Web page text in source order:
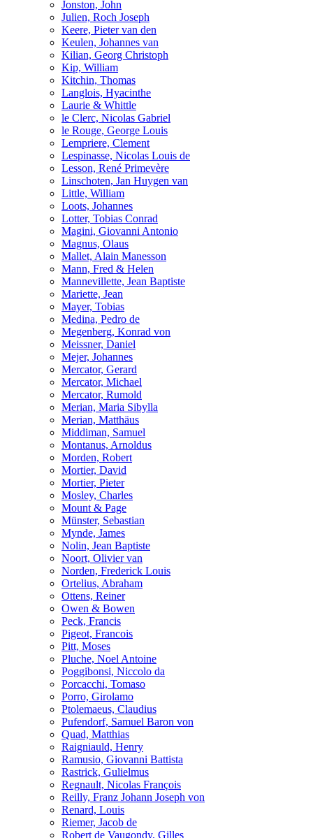
Jonston, John
Julien, Roch Joseph
Keere, Pieter van den
Keulen, Johannes van
Kilian, Georg Christoph
Kip, William
Kitchin, Thomas
Langlois, Hyacinthe
Laurie & Whittle
le Clerc, Nicolas Gabriel
le Rouge, George Louis
Lempriere, Clement
Lespinasse, Nicolas Louis de
Lesson, René Primevère
Linschoten, Jan Huygen van
Little, William
Loots, Johannes
Lotter, Tobias Conrad
Magini, Giovanni Antonio
Magnus, Olaus
Mallet, Alain Manesson
Mann, Fred & Helen
Mannevillette, Jean Baptiste
Mariette, Jean
Mayer, Tobias
Medina, Pedro de
Megenberg, Konrad von
Meissner, Daniel
Mejer, Johannes
Mercator, Gerard
Mercator, Michael
Mercator, Rumold
Merian, Maria Sibylla
Merian, Matthäus
Middiman, Samuel
Montanus, Arnoldus
Morden, Robert
Mortier, David
Mortier, Pieter
Mosley, Charles
Mount & Page
Münster, Sebastian
Mynde, James
Nolin, Jean Baptiste
Noort, Olivier van
Norden, Frederick Louis
Ortelius, Abraham
Ottens, Reiner
Owen & Bowen
Peck, Francis
Pigeot, Francois
Pitt, Moses
Pluche, Noel Antoine
Poggibonsi, Niccolo da
Porcacchi, Tomaso
Porro, Girolamo
Ptolemaeus, Claudius
Pufendorf, Samuel Baron von
Quad, Matthias
Raigniauld, Henry
Ramusio, Giovanni Battista
Rastrick, Gulielmus
Regnault, Nicolas François
Reilly, Franz Johann Joseph von
Renard, Louis
Riemer, Jacob de
Robert de Vaugondy, Gilles